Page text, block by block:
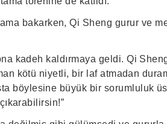
bakarken, Qi Sheng gurur ve
kadeh kaldırmaya geldi. Qi
kötü niyetli, bir laf atmadan
böylesine büyük bir sorumluluk